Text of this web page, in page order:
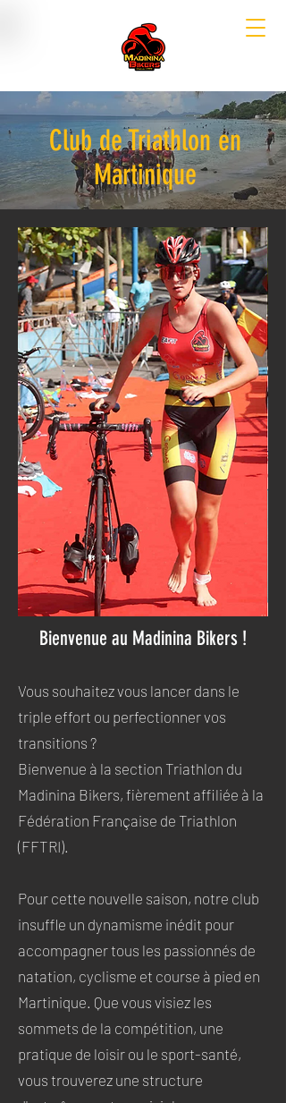
Club de Triathlon en
Martinique
Bienvenue au Madinina Bikers !
Vous souhaitez vous lancer dans le
triple effort ou perfectionner vos
transitions ?
Bienvenue à la section Triathlon du
Madinina Bikers, fièrement affiliée à la
Fédération Française de Triathlon
(FFTRI).
Pour cette nouvelle saison, notre club
insuffle un dynamisme inédit pour
accompagner tous les passionnés de
natation, cyclisme et course à pied en
Martinique. Que vous visiez les
sommets de la compétition, une
pratique de loisir ou le sport-santé,
vous trouverez une structure